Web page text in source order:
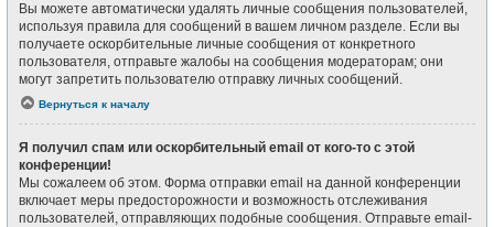
Вы можете автоматически удалять личные сообщения пользователей,
используя правила для сообщений в вашем личном разделе. Если вы
получаете оскорбительные личные сообщения от конкретного
пользователя, отправьте жалобы на сообщения модераторам; они
могут запретить пользователю отправку личных сообщений.
Вернуться к началу
Я получил спам или оскорбительный email от кого-то с этой
конференции!
Мы сожалеем об этом. Форма отправки email на данной конференции
включает меры предосторожности и возможность отслеживания
пользователей, отправляющих подобные сообщения. Отправьте email-